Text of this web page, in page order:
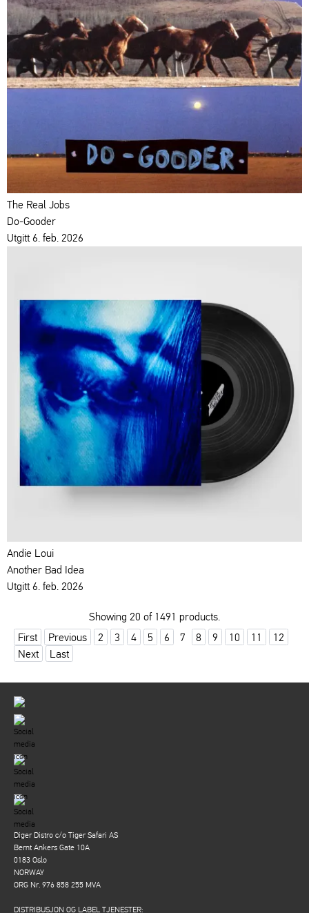
The Real Jobs
Do-Gooder
Utgitt 6. feb. 2026
Andie Loui
Another Bad Idea
Utgitt 6. feb. 2026
Showing 20 of 1491 products.
First
Previous 2 3 4 5 6 7 8 9 10 11
12
Next
Last
Diger Distro c/o Tiger Safari AS
Bernt Ankers Gate 10A
0183 Oslo
NORWAY
ORG Nr. 976 858 255 MVA
DISTRIBUSJON OG LABEL TJENESTER: